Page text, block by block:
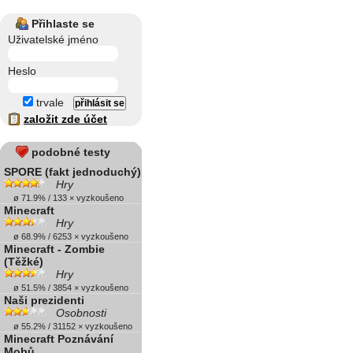
Přihlaste se
Uživatelské jméno
Heslo
trvale
založit zde účet
podobné testy
SPORE (fakt jednoduchý)
Hry
ø 71.9% / 133 × vyzkoušeno
Minecraft
Hry
ø 68.9% / 6253 × vyzkoušeno
Minecraft - Zombie
(Těžké)
Hry
ø 51.5% / 3854 × vyzkoušeno
Naši prezidenti
Osobnosti
ø 55.2% / 31152 × vyzkoušeno
Minecraft Poznávání